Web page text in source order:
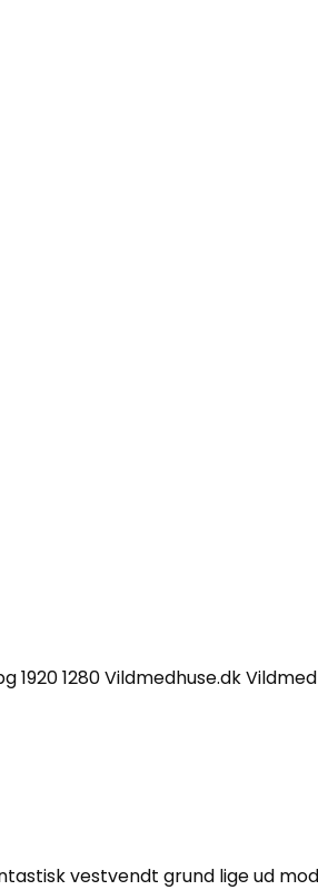
19201280Vildmedhuse.dk
vestvendt grund lige ud